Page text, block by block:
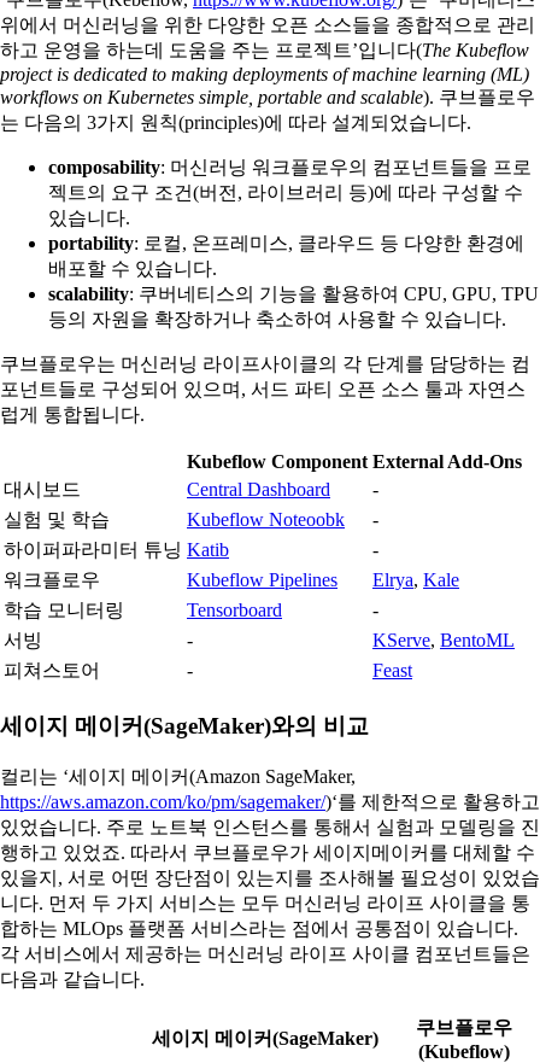
위에서 머신러닝을 위한 다양한 오픈 소스들을 종합적으로 관리
하고 운영을 하는데 도움을 주는 프로젝트’입니다(The Kubeflow
project is dedicated to making deployments of machine learning (ML)
workflows on Kubernetes simple, portable and scalable). 쿠브플로우
는 다음의 3가지 원칙(principles)에 따라 설계되었습니다.
composability: 머신러닝 워크플로우의 컴포넌트들을 프로
젝트의 요구 조건(버전, 라이브러리 등)에 따라 구성할 수
있습니다.
portability: 로컬, 온프레미스, 클라우드 등 다양한 환경에
배포할 수 있습니다.
scalability: 쿠버네티스의 기능을 활용하여 CPU, GPU, TPU
등의 자원을 확장하거나 축소하여 사용할 수 있습니다.
쿠브플로우는 머신러닝 라이프사이클의 각 단계를 담당하는 컴
포넌트들로 구성되어 있으며, 서드 파티 오픈 소스 툴과 자연스
럽게 통합됩니다.
Kubeflow Component External Add-Ons
대시보드
Central Dashboard
-
실험 및 학습
Kubeflow Noteoobk
-
하이퍼파라미터 튜닝 Katib
-
워크플로우
Kubeflow Pipelines Elrya, Kale
학습 모니터링
Tensorboard
-
서빙
- KServe, BentoML
피쳐스토어
- Feast
세이지 메이커(SageMaker)와의 비교
컬리는 ‘세이지 메이커(Amazon SageMaker,
https://aws.amazon.com/ko/pm/sagemaker/)‘를 제한적으로 활용하고
있었습니다. 주로 노트북 인스턴스를 통해서 실험과 모델링을 진
행하고 있었죠. 따라서 쿠브플로우가 세이지메이커를 대체할 수
있을지, 서로 어떤 장단점이 있는지를 조사해볼 필요성이 있었습
니다. 먼저 두 가지 서비스는 모두 머신러닝 라이프 사이클을 통
합하는 MLOps 플랫폼 서비스라는 점에서 공통점이 있습니다.
각 서비스에서 제공하는 머신러닝 라이프 사이클 컴포넌트들은
다음과 같습니다.
세이지 메이커(SageMaker)
쿠브플로우
(Kubeflow)